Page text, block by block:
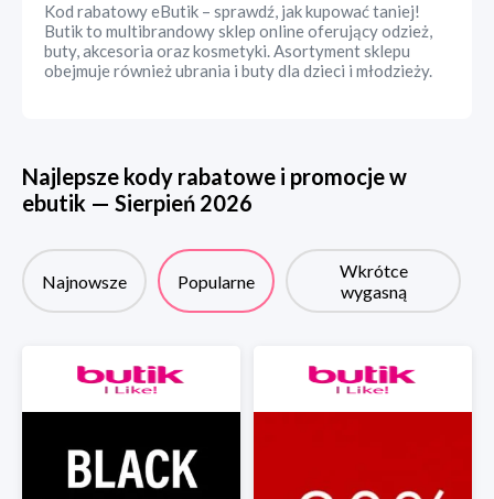
Kod rabatowy eButik – sprawdź, jak kupować taniej!
Butik to multibrandowy sklep online oferujący odzież,
buty, akcesoria oraz kosmetyki. Asortyment sklepu
obejmuje również ubrania i buty dla dzieci i młodzieży.
Najlepsze kody rabatowe i promocje w
ebutik — Sierpień 2026
Najnowsze Popularne
Wkrótce
wygasną